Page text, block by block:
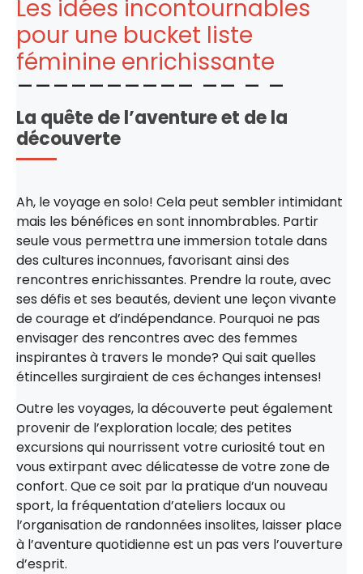
Les idées incontournables
pour une bucket liste
féminine enrichissante
La quête de l’aventure et de la
découverte
Ah, le voyage en solo! Cela peut sembler intimidant
mais les bénéfices en sont innombrables. Partir
seule vous permettra une immersion totale dans
des cultures inconnues, favorisant ainsi des
rencontres enrichissantes. Prendre la route, avec
ses défis et ses beautés, devient une leçon vivante
de courage et d’indépendance. Pourquoi ne pas
envisager des rencontres avec des femmes
inspirantes à travers le monde? Qui sait quelles
étincelles surgiraient de ces échanges intenses!
Outre les voyages, la découverte peut également
provenir de l’exploration locale; des petites
excursions qui nourrissent votre curiosité tout en
vous extirpant avec délicatesse de votre zone de
confort. Que ce soit par la pratique d’un nouveau
sport, la fréquentation d’ateliers locaux ou
l’organisation de randonnées insolites, laisser place
à l’aventure quotidienne est un pas vers l’ouverture
d’esprit.